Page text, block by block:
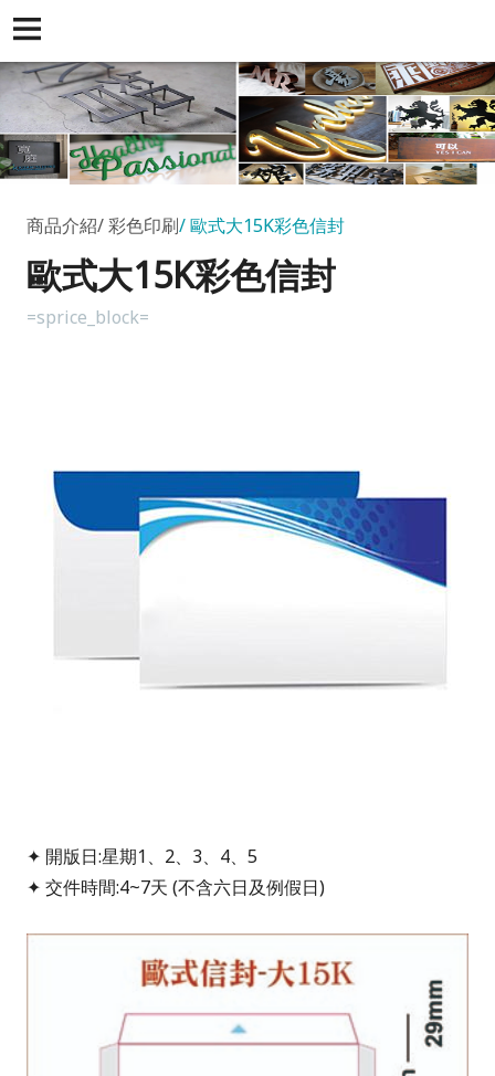
商品介紹 彩色印刷 歐式大15K彩色信封
歐式大15K彩色信封
=sprice_block=
✦ 開版日:星期1、2、3、4、5
✦ 交件時間:4~7天 (不含六日及例假日)